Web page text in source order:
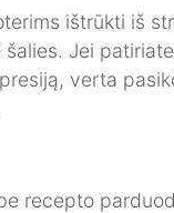
ištrūkti iš
Jei
verta
recepto